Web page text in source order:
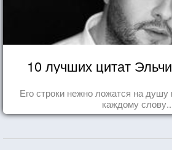
10 лучших цитат
Его строки нежно ложатся на
каждому